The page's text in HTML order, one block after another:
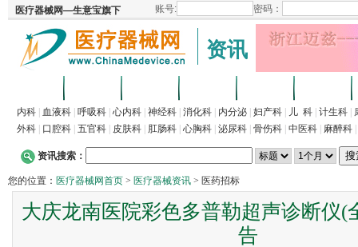
资讯
内科 血液科 呼吸科 心内科 神经科 消化科 内分泌 妇产科 儿 科 计生科
外科
口腔科 五官科 皮肤科 肛肠科 心胸科 泌尿科 骨伤科 中医科 麻醉科
资讯搜索：
您的位置： 医疗器械网首页 > 医疗器械资讯 > 医药招标
大庆龙南医院彩色多普勒超声诊断仪(
告